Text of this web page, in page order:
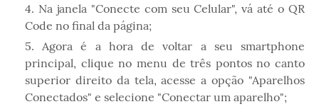
Na janela "Conecte com seu Celular", vá até o QR
Code no final da página;
Agora é a hora de voltar a seu smartphone
principal, clique no menu de três pontos no canto
superior direito da tela, acesse a opção "Aparelhos
Conectados" e selecione "Conectar um aparelho";